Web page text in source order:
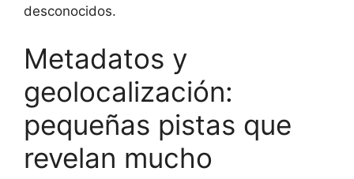
desconocidos.
Metadatos y
geolocalización:
pequeñas pistas que
revelan mucho